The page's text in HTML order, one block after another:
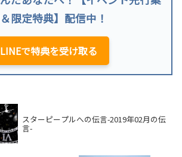
限定特典】配信中！
LINEで特典を受け取る
スターピープルへの伝言-2019年02月の伝
言-